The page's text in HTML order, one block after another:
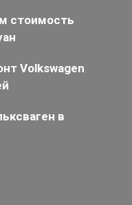
стоимость
Volkswagen
в